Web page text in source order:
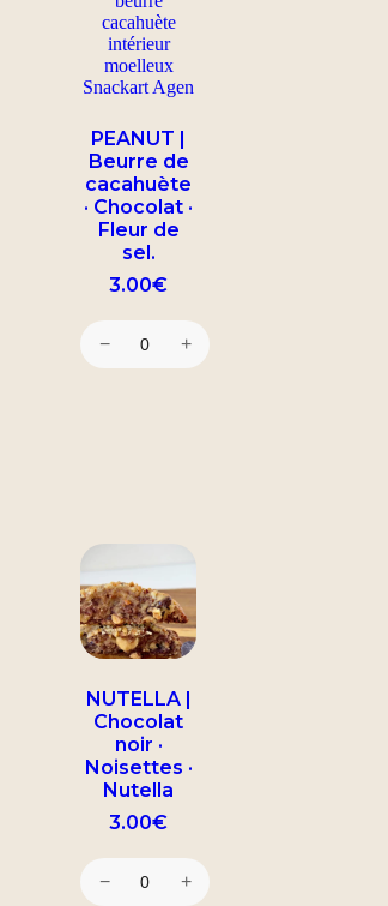
PEANUT |
Beurre de
cacahuète
· Chocolat ·
Fleur de
sel.
3.00€
− +
NUTELLA |
Chocolat
noir ·
Noisettes ·
Nutella
3.00€
− +